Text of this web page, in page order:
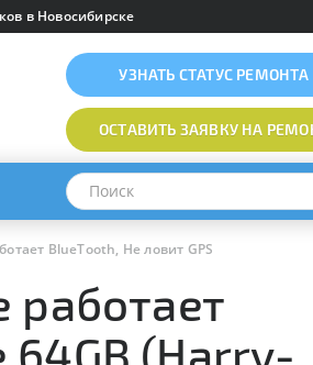
в Новосибирске
УЗНАТЬ СТАТУС РЕМОНТА
ОСТАВИТЬ ЗАЯВКУНА
BlueTooth, Не ловит GPS
работает
64GB (Harry-